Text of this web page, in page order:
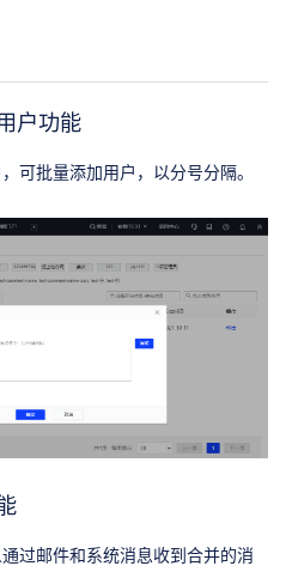
户功能
可批量添加用户，以分号分隔。
过邮件和系统消息收到合并的消